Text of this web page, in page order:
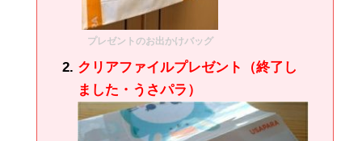
プレゼントのお出かけバッグ
クリアファイルプレゼント（終了し
ました・うさパラ）